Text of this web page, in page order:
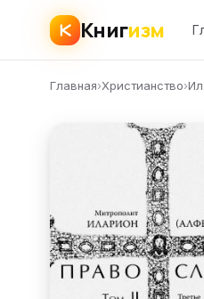
Книгизм
Главная›Христианство›